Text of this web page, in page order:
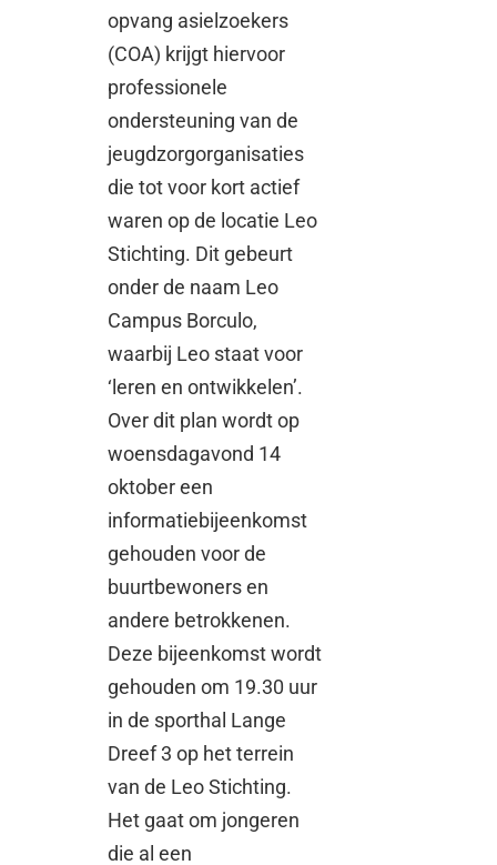
opvang asielzoekers
(COA) krijgt hiervoor
professionele
ondersteuning van de
jeugdzorgorganisaties
die tot voor kort actief
waren op de locatie Leo
Stichting. Dit gebeurt
onder de naam Leo
Campus Borculo,
waarbij Leo staat voor
‘leren en ontwikkelen’.
Over dit plan wordt op
woensdagavond 14
oktober een
informatiebijeenkomst
gehouden voor de
buurtbewoners en
andere betrokkenen.
Deze bijeenkomst wordt
gehouden om 19.30 uur
in de sporthal Lange
Dreef 3 op het terrein
van de Leo Stichting.
Het gaat om jongeren
die al een